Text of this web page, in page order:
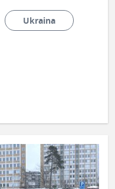
Ukraina
filter